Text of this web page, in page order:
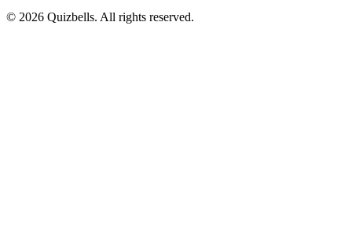
© 2026 Quizbells. All rights reserved.